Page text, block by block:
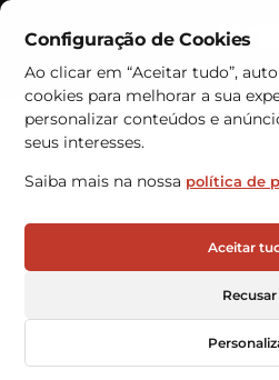
Configuração de Cookies
Ao clicar em “Aceitar tudo”,
cookies para melhorar a sua
personalizar conteúdos e
seus interesses.
Saiba mais na nossa política de
Aceitar
Recusar
Grupo Tedisa
automático VRC
O grupo de acoplamentos de
confirmou o pedido de
automático à VRC
para a sua unidade de
Para fazer face à grande
padrão que tem disponível, o